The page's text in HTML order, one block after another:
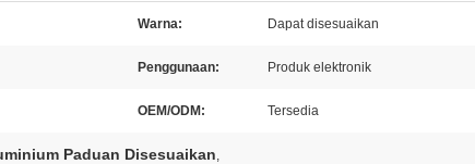
Warna: Dapat disesuaikan
Penggunaan: Produk elektronik
OEM/ODM: Tersedia
Paduan Disesuaikan,